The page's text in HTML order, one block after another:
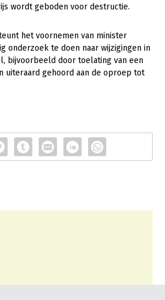
wordt geboden voor destructie.
het voornemen van minister
onderzoek te doen naar wijzigingen in
bijvoorbeeld door toelating van een
uiteraard gehoord aan de oproep tot